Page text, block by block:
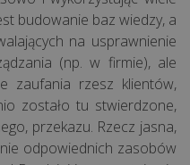
budowanie baz wiedzy, a
na usprawnienie
(np. w firmie), ale
zaufania rzesz klientów,
zostało tu stwierdzone,
przekazu. Rzecz jasna,
odpowiednich zasobów